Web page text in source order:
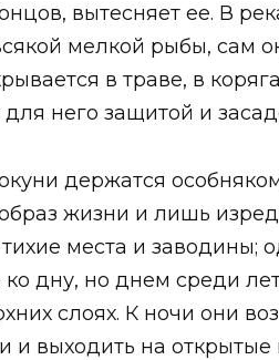
вытесняет ее. В
мелкой рыбы, сам
в траве, в
него защитой и
держатся
жизни и лишь
места и заводины;
дну, но днем среди
слоях. К ночи они
и выходить на открытые